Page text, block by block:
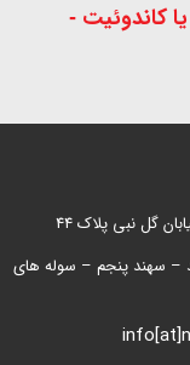
کاندوئیت -
– سهند پنجم – سوله های